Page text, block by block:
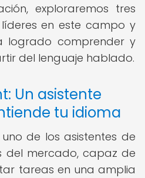
exploraremos tres
en este campo y
logrado comprender y
del lenguaje hablado.
Un asistente
tu idioma
de los asistentes de
del mercado, capaz de
tareas en una amplia